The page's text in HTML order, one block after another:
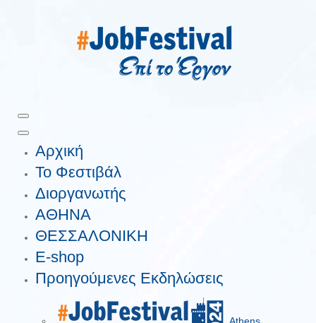
Αρχική
Το Φεστιβάλ
Διοργανωτής
ΑΘΗΝΑ
ΘΕΣΣΑΛΟΝΙΚΗ
E-shop
Προηγούμενες Εκδηλώσεις